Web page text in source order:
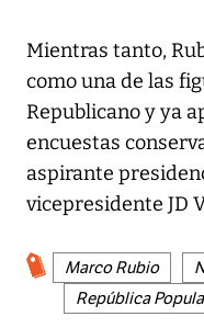
Mientras tanto,
como una de las
Republicano y ya
encuestas
aspirante
vicepresidente JD
Marco Rubio
República